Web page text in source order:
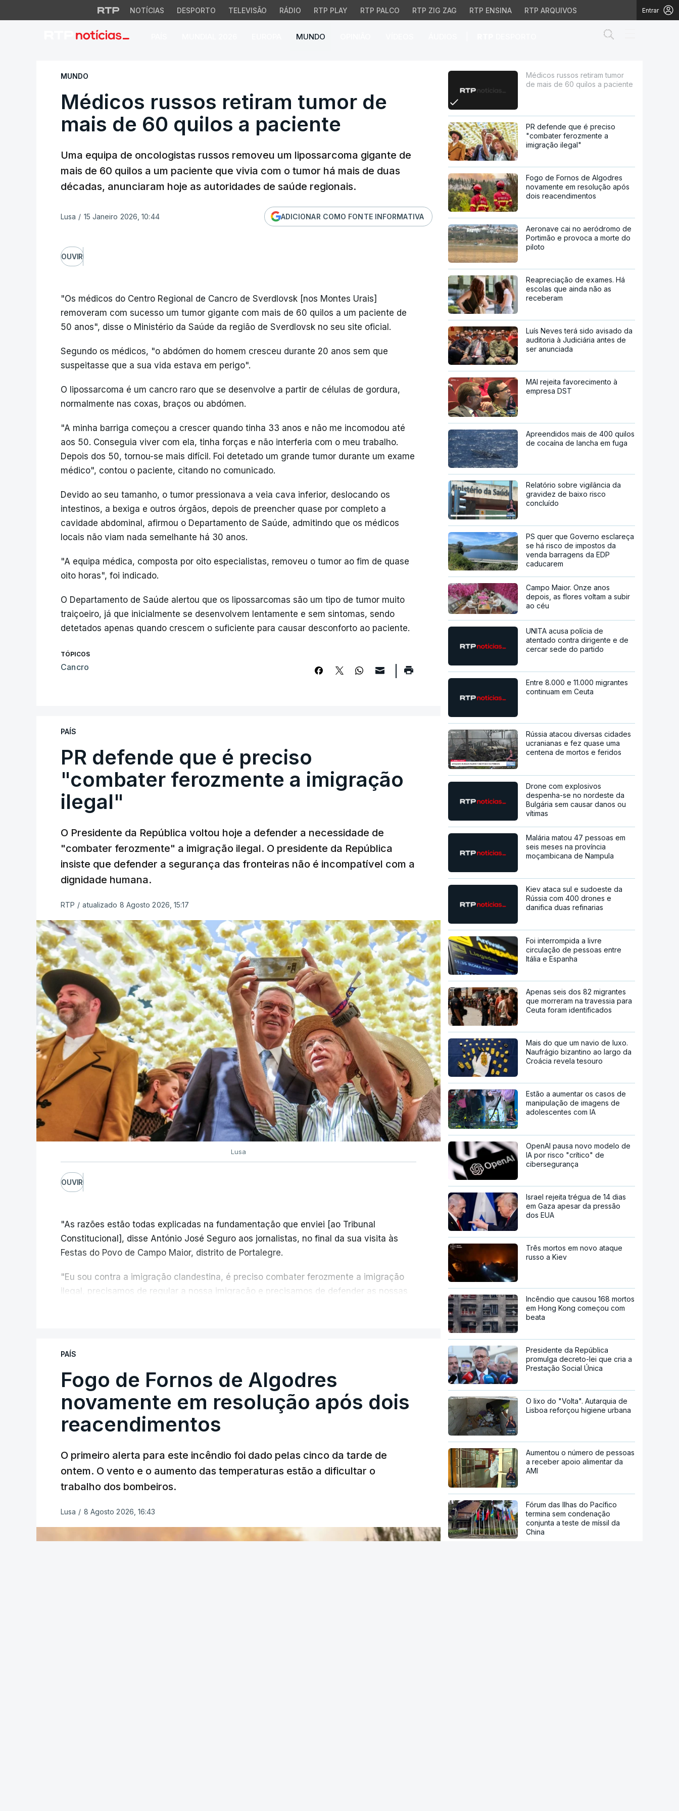
NOTÍCIAS DESPORTO TELEVISÃO RÁDIO RTP PLAY RTP PALCO RTP ZIG ZAG RTP ENSINA RTP ARQUIVOS Entrar
MUNDO
Médicos russos retiram tumor de mais de 60 quilos a paciente
MUNDO
Médicos russos retiram tumor de
mais de 60 quilos a paciente
Uma equipa de oncologistas russos removeu um lipossarcoma gigante de
mais de 60 quilos a um paciente que vivia com o tumor há mais de duas
décadas, anunciaram hoje as autoridades de saúde regionais.
Lusa / 15 Janeiro 2026, 10:44 ADICIONAR COMO FONTE INFORMATIVA
OUVIR
"Os médicos do Centro Regional de Cancro de Sverdlovsk [nos Montes Urais]
removeram com sucesso um tumor gigante com mais de 60 quilos a um paciente de
50 anos", disse o Ministério da Saúde da região de Sverdlovsk no seu site oficial.
Segundo os médicos, "o abdómen do homem cresceu durante 20 anos sem que
suspeitasse que a sua vida estava em perigo".
O lipossarcoma é um cancro raro que se desenvolve a partir de células de gordura,
normalmente nas coxas, braços ou abdómen.
"A minha barriga começou a crescer quando tinha 33 anos e não me incomodou até
aos 50. Conseguia viver com ela, tinha forças e não interferia com o meu trabalho.
Depois dos 50, tornou-se mais difícil. Foi detetado um grande tumor durante um exame
médico", contou o paciente, citando no comunicado.
Devido ao seu tamanho, o tumor pressionava a veia cava inferior, deslocando os
intestinos, a bexiga e outros órgãos, depois de preencher quase por completo a
cavidade abdominal, afirmou o Departamento de Saúde, admitindo que os médicos
locais não viam nada semelhante há 30 anos.
"A equipa médica, composta por oito especialistas, removeu o tumor ao fim de quase
oito horas", foi indicado.
O Departamento de Saúde alertou que os lipossarcomas são um tipo de tumor muito
traiçoeiro, já que inicialmente se desenvolvem lentamente e sem sintomas, sendo
detetados apenas quando crescem o suficiente para causar desconforto ao paciente.
TÓPICOS
Cancro
PAÍS
PR defende que é preciso
"combater ferozmente a imigração
ilegal"
O Presidente da República voltou hoje a defender a necessidade de
"combater ferozmente" a imigração ilegal. O presidente da República
insiste que defender a segurança das fronteiras não é incompatível com a
dignidade humana.
RTP / atualizado 8 Agosto 2026, 15:17
Lusa
OUVIR
"As razões estão todas explicadas na fundamentação que enviei [ao Tribunal
Constitucional], disse António José Seguro aos jornalistas, no final da sua visita às
Festas do Povo de Campo Maior, distrito de Portalegre.
"Eu sou contra a imigração clandestina, é preciso combater ferozmente a imigração
ilegal, precisamos de regular a nossa imigração e precisamos de defender as nossas
criança.
ERRO100
ERROR ON HTML5 MEDIA ELEMENT
PAÍS
Fogo de Fornos de Algodres
novamente em resolução após dois
reacendimentos
O primeiro alerta para este incêndio foi dado pelas cinco da tarde de
ontem. O vento e o aumento das temperaturas estão a dificultar o
trabalho dos bombeiros.
Lusa / 8 Agosto 2026, 16:43
Médicos russos retiram tumor
de mais de 60 quilos a paciente
PR defende que é preciso
"combater ferozmente a
imigração ilegal"
Fogo de Fornos de Algodres
novamente em resolução após
dois reacendimentos
Aeronave cai no aeródromo de
Portimão e provoca a morte do
piloto
Reapreciação de exames. Há
escolas que ainda não as
receberam
Luís Neves terá sido avisado da
auditoria à Judiciária antes de
ser anunciada
MAI rejeita favorecimento à
empresa DST
Apreendidos mais de 400 quilos
de cocaína de lancha em fuga
Relatório sobre vigilância da
gravidez de baixo risco
concluído
PS quer que Governo esclareça
se há risco de impostos da
venda barragens da EDP
caducarem
Campo Maior. Onze anos
depois, as flores voltam a subir
ao céu
UNITA acusa polícia de
atentado contra dirigente e de
cercar sede do partido
Entre 8.000 e 11.000 migrantes
continuam em Ceuta
Rússia atacou diversas cidades
ucranianas e fez quase uma
centena de mortos e feridos
Drone com explosivos
despenha-se no nordeste da
Bulgária sem causar danos ou
vítimas
Malária matou 47 pessoas em
seis meses na província
moçambicana de Nampula
Kiev ataca sul e sudoeste da
Rússia com 400 drones e
danifica duas refinarias
Foi interrompida a livre
circulação de pessoas entre
Itália e Espanha
Apenas seis dos 82 migrantes
que morreram na travessia para
Ceuta foram identificados
Mais do que um navio de luxo.
Naufrágio bizantino ao largo da
Croácia revela tesouro
Estão a aumentar os casos de
manipulação de imagens de
adolescentes com IA
OpenAI pausa novo modelo de
IA por risco "crítico" de
cibersegurança
Israel rejeita trégua de 14 dias
em Gaza apesar da pressão
dos EUA
Três mortos em novo ataque
russo a Kiev
Incêndio que causou 168 mortos
em Hong Kong começou com
beata
Presidente da República
promulga decreto-lei que cria a
Prestação Social Única
O lixo do "Volta". Autarquia de
Lisboa reforçou higiene urbana
Aumentou o número de pessoas
a receber apoio alimentar da
AMI
Fórum das Ilhas do Pacífico
termina sem condenação
conjunta a teste de míssil da
China